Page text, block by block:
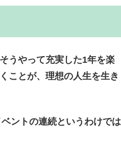
うやって充実した1年を楽
ことが、理想の人生を生き
ントの連続というわけでは